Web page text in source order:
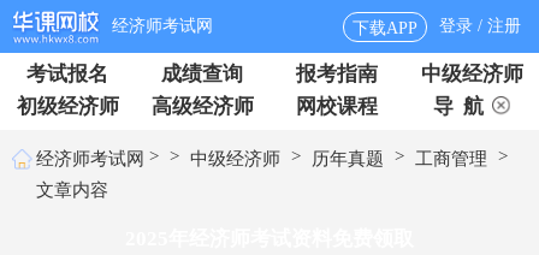
经济师考试网 下载APP 登录 / 注册
考试报名 成绩查询 报考指南
中级经济师
初级经济师
高级经济师 网校课程 导 航
经济师考试网 > > 中级经济师 > 历年真题 > 工商管理
>
文章内容